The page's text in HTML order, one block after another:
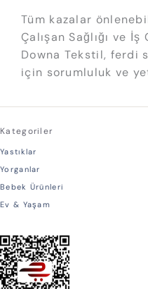
Tüm kazalar
Çalışan Sağlığı ve
Downa Tekstil, ferdi
için sorumluluk ve
Kategoriler
Yastıklar
Yorganlar
Bebek Ürünleri
Ev & Yaşam